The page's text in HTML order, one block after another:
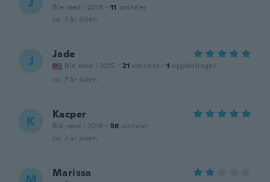
Ble med i 2014 · 11 omtaler
ca. 7 år siden
J Jade
Ble med i 2015 · 21 omtaler · 1 opplastinger
ca. 7 år siden
K Kacper
Ble med i 2018 · 56 omtaler
ca. 7 år siden
Marissa